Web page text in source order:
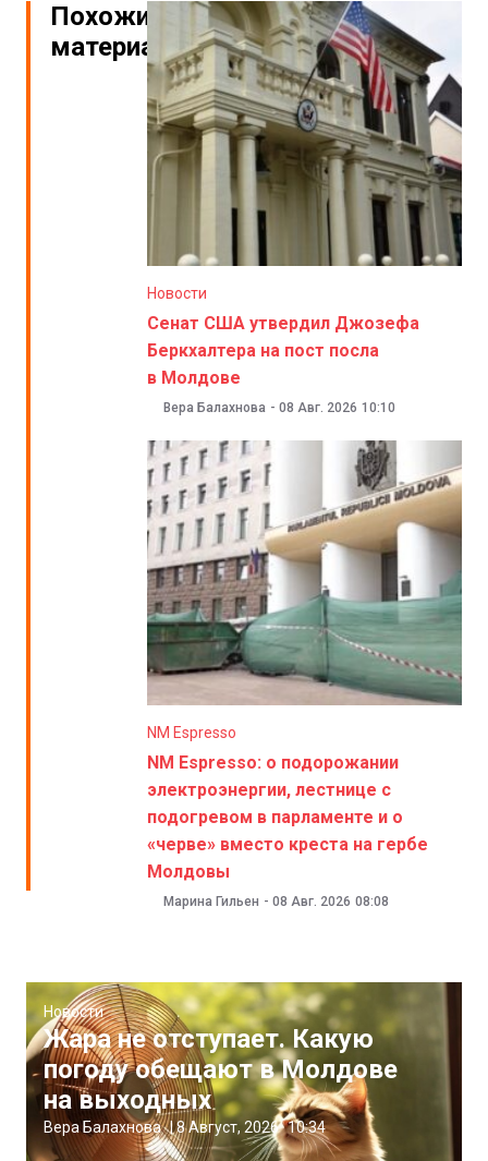
Похожие
материалы
Новости
Сенат США утвердил Джозефа
Беркхалтера на пост посла
в Молдове
Вера Балахнова - 08 Авг. 2026 10:10
NM Espresso
NM Espresso: о подорожании
электроэнергии, лестнице с
подогревом в парламенте и о
«черве» вместо креста на гербе
Молдовы
Марина Гильен - 08 Авг. 2026 08:08
Новости
Жара не отступает. Какую
погоду обещают в Молдове
на выходных
Вера Балахнова |8 Август, 2026 10:34